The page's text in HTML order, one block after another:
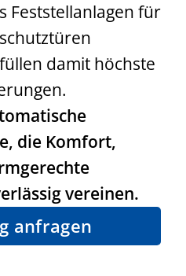
Feststellanlagen für
damit höchste
die Komfort,
vereinen.
anfragen